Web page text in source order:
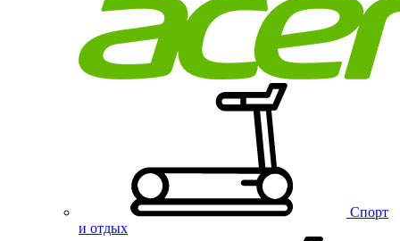
Спорт
и отдых